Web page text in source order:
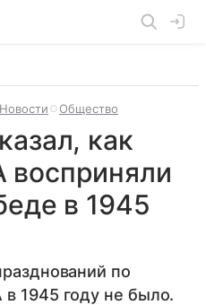
Общество
как
в 1945
по
1945 году не было.